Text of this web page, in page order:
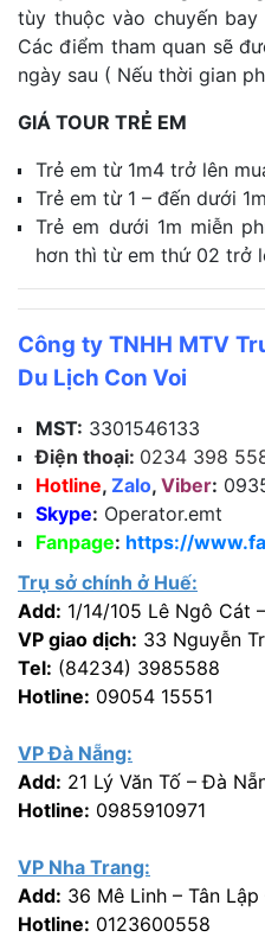
tùy thuộc vào chuyến
Các điểm tham quan sẽ
ngày sau ( Nếu thời gian
GIÁ TOUR TRẺ EM
Trẻ em từ 1m4 trở lên
Trẻ em từ 1 – đến dưới
Trẻ em dưới 1m miễn
hơn thì từ em thứ 02 trở
Công ty TNHH MTV
Du Lịch Con Voi
MST: 3301546133
Điện thoại: 0234 398
Hotline, Zalo, Viber:
Skype: Operator.emt
Fanpage: https://
Trụ sở chính ở Huế:
Add: 1/14/105 Lê Ngô Cát
VP giao dịch: 33 Nguyễn
Tel: (84234) 3985588
Hotline: 09054 15551
VP Đà Nẵng:
Add: 21 Lý Văn Tố – Đà
Hotline: 0985910971
VP Nha Trang:
Add: 36 Mê Linh – Tân Lập
Hotline: 0123600558